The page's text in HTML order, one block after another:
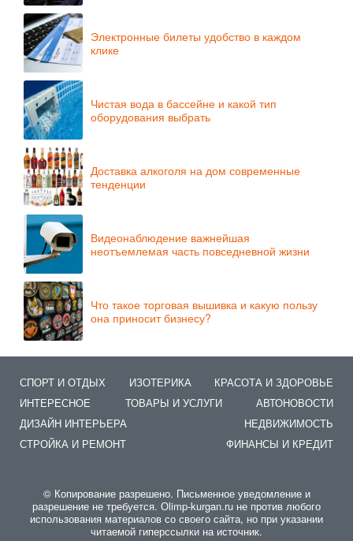
Электронные билеты удобство в каждом
клике
Чистая вода в бассейне и какой тип
оборудования выбрать
Доставка алкоголя на дом современные
тенденции
Видеонаблюдение важнейшая
неотъемлемая часть повседневной жизни
Что такое торговая вышивка и какую пользу
она приносит бизнесу?
СПОРТ И ОТДЫХ ИЗОТЕРИКА
КРАСОТА И ЗДОРОВЬЕ
ИНТЕРЕСНОЕ
ТОВАРЫ И УСЛУГИ
АВТОНОВОСТИ
ДИЗАЙН ИНТЕРЬЕРА
НЕДВИЖИМОСТЬ
СТРОЙКА И РЕМОНТ
ФИНАНСЫ И КРЕДИТ
© Копирование разрешено. Письменное уведомление и
разрешение не требуется. Оlimp-kurgan.ru не против любого
использования материалов со своего сайта, но при указании
читаемой гиперссылки на источник.